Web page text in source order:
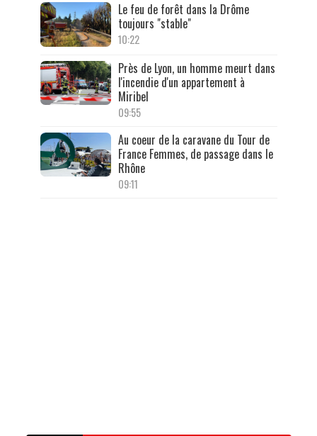
Le feu de forêt dans la Drôme
toujours "stable"
10:22
Près de Lyon, un homme meurt dans
l'incendie d'un appartement à
Miribel
09:55
Au coeur de la caravane du Tour de
France Femmes, de passage dans le
Rhône
09:11